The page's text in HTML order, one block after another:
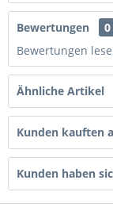
Bewertungen
0
Bewertungen
Ähnliche Artikel
Kunden kauften
Kunden haben